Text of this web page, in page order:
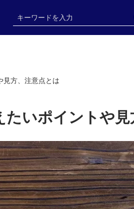
見方、注意点とは
いポイントや見